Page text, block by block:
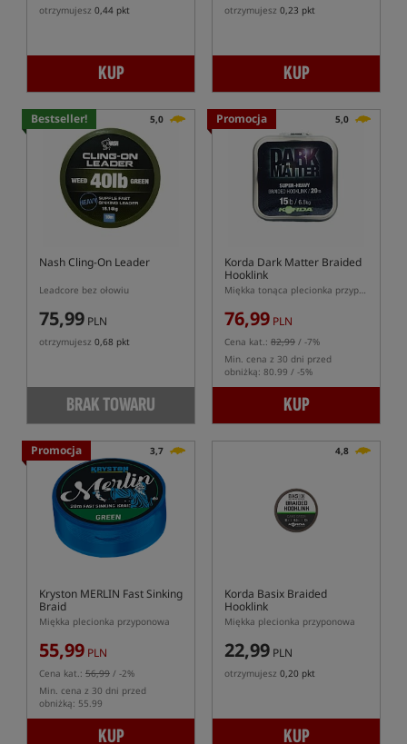
otrzymujesz 0,44 pkt
KUP
otrzymujesz 0,23 pkt
KUP
Bestseller! 5,0
Nash Cling-On Leader
Leadcore bez ołowiu
75,99 PLN
otrzymujesz 0,68 pkt
BRAK TOWARU
Promocja 5,0
Korda Dark Matter Braided
Hooklink
Miękka tonąca plecionka przyponowa
76,99 PLN
Cena kat.: 82,99 / -7%
Min. cena z 30 dni przed
obniżką: 80.99 / -5%
KUP
Promocja 3,7
Kryston MERLIN Fast Sinking
Braid
Miękka plecionka przyponowa
55,99 PLN
Cena kat.: 56,99 / -2%
Min. cena z 30 dni przed
obniżką: 55.99
KUP
4,8
Korda Basix Braided
Hooklink
Miękka plecionka przyponowa
22,99 PLN
otrzymujesz 0,20 pkt
KUP